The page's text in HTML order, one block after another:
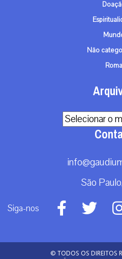
Não
Roma
Arquivos
São
Siga-nos
© TODOS OS DIREITOS